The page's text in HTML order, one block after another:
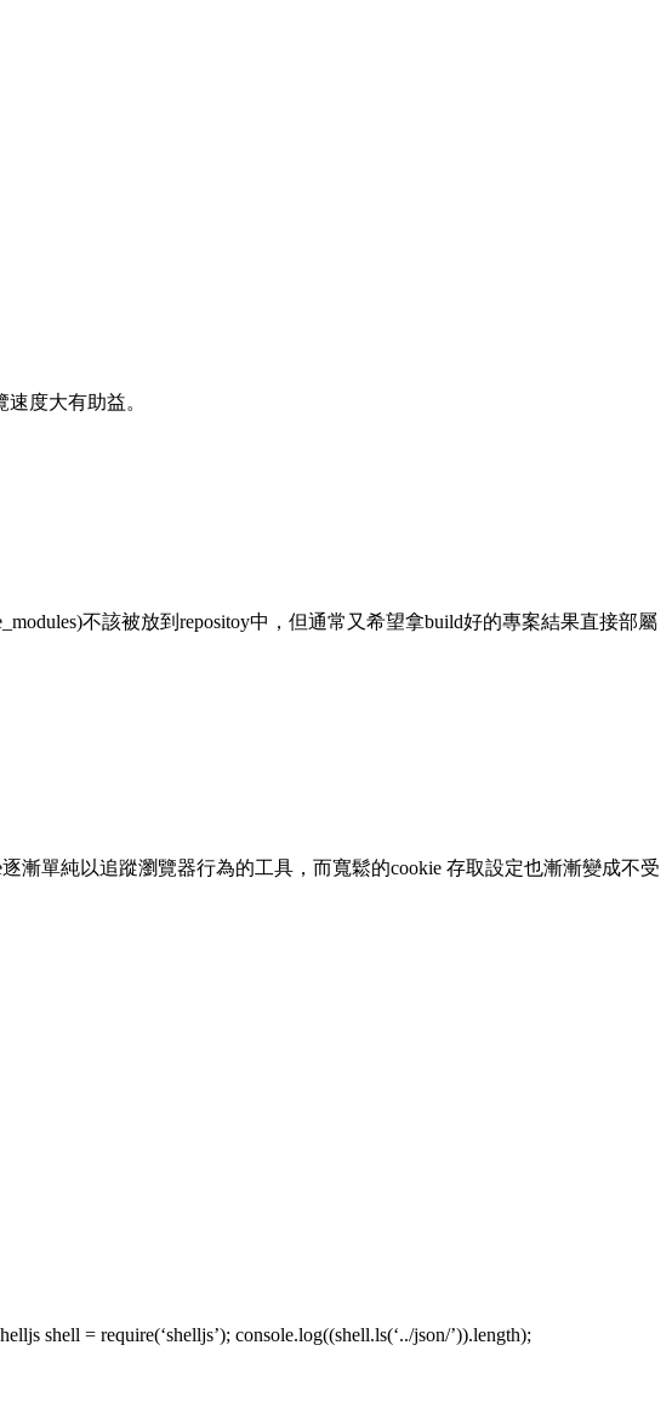
速度大有助益。
不該被放到repositoy中，但通常又希望拿build好的專案結果直接部屬
漸單純以追蹤瀏覽器行為的工具，而寬鬆的cookie 存取設定也漸漸變成不受
shell = require(‘shelljs’); console.log((shell.ls(‘../json/’)).length);